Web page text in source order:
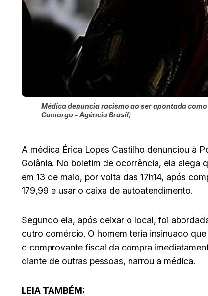
Médica denuncia racismo ao ser apontada
Camargo - Agência Brasil)
A médica Érica Lopes Castilho denunciou à
Goiânia. No boletim de ocorrência, ela
em 13 de maio, por volta das 17h14, após
179,99 e usar o caixa de autoatendimento.
Segundo ela, após deixar o local, foi
outro comércio. O homem teria insinuado
o comprovante fiscal da compra
diante de outras pessoas, narrou a médica.
LEIA TAMBÉM: